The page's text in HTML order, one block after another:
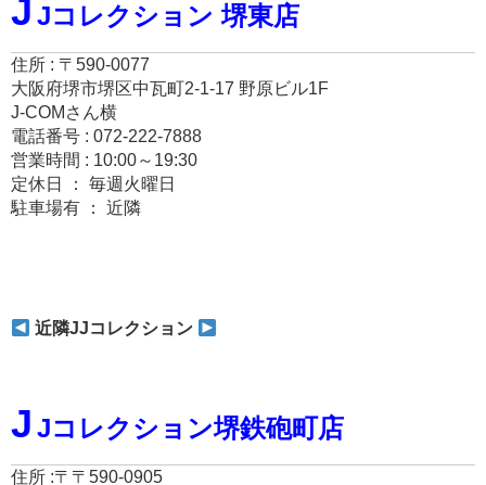
J Jコレクション 堺東店
住所 : 〒590-0077
大阪府堺市堺区中瓦町2-1-17 野原ビル1F
J-COMさん横
電話番号 : 072-222-7888
営業時間 : 10:00～19:30
定休日 ： 毎週火曜日
駐車場有 ： 近隣
近隣JJコレクション
J Jコレクション堺鉄砲町店
住所 :〒〒590-0905